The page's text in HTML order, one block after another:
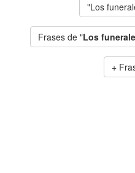
"Los
Frases de "Los